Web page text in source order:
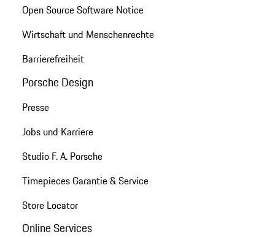
Open Source Software Notice
Wirtschaft und Menschenrechte
Barrierefreiheit
Porsche Design
Presse
Jobs und Karriere
Studio F. A. Porsche
Timepieces Garantie & Service
Store Locator
Online Services